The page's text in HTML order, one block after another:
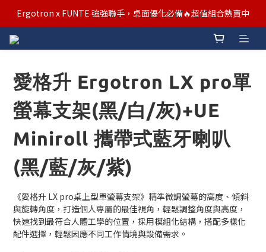
汰舊/升級補助優惠熱烈進行中！符合資格者歡迎申請購物金補助
Ergotron x FUNTE 強強聯手，桌面優化必備🔥超值組合熱賣中
汰舊/升級補助優惠熱烈進行中！符合資格者歡迎申請購物金補助
愛格升 Ergotron LX pro單
螢幕支架(黑/白/灰)+UE
Miniroll 攜帶式藍牙喇叭
(黑/藍/灰/紫)
《愛格升 LX pro桌上型單螢幕支架》精準微調螢幕的高度、傾斜
與旋轉角度，打造個人專屬的最佳視角，輕鬆調整角度與高度，
快速找到最符合人體工學的位置，採用模組化結構，搭配多樣化
配件選擇，輕鬆因應不同工作情境與設備需求。